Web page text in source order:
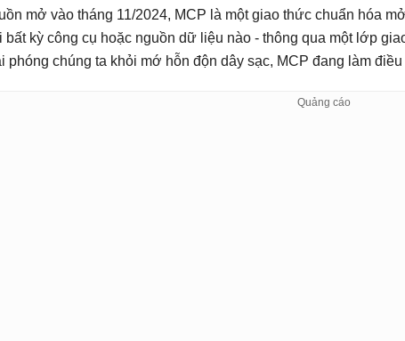
mở vào tháng 11/2024, MCP là một giao thức chuẩn hóa
bất kỳ công cụ hoặc nguồn dữ liệu nào - thông qua một lớp
phóng chúng ta khỏi mớ hỗn độn dây sạc, MCP đang làm